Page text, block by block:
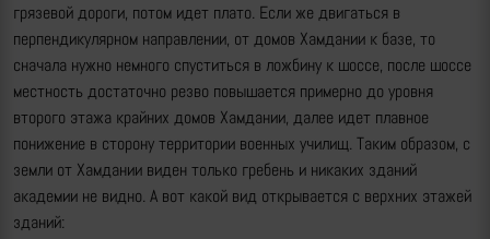
грязевой дороги, потом идет плато. Если же двигаться в
перпендикулярном направлении, от домов Хамдании к базе, то
сначала нужно немного спуститься в ложбину к шоссе, после шоссе
местность достаточно резво повышается примерно до уровня
второго этажа крайних домов Хамдании, далее идет плавное
понижение в сторону территории военных училищ. Таким образом, с
земли от Хамдании виден только гребень и никаких зданий
академии не видно. А вот какой вид открывается с верхних этажей
зданий: